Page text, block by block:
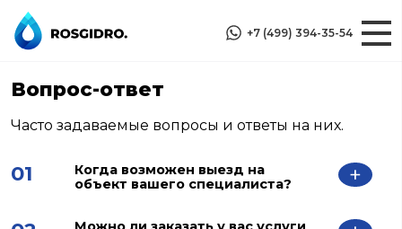
+7 (499) 394-35-54
Вопрос-ответ
Часто задаваемые вопросы и ответы на них.
01
Когда возможен выезд на
объект вашего специалиста?
+